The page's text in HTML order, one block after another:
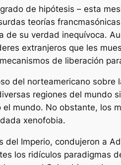
de hipótesis – esta
teorías
de su verdad inequívoca.
extranjeros que les
de liberación
del norteamericano
regiones del mundo
mundo. No obstante, los
xenofobia.
del Imperio, condujeron a
los ridículos paradigmas